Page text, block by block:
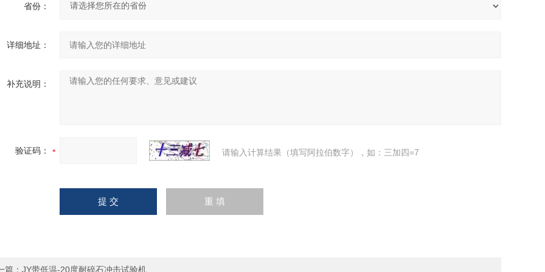
省份：
详细地址：
补充说明：
验证码： 请输入计算结果（填写阿拉伯数字），如：三加四=7
篇： JY带低温-20度耐碎石冲击试验机